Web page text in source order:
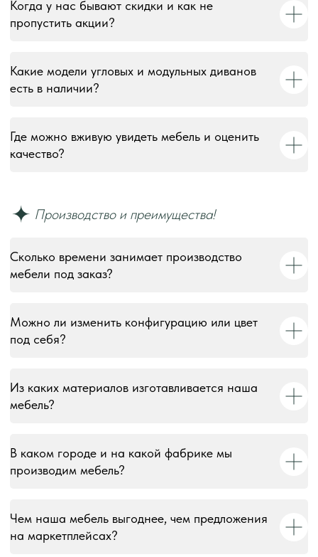
Когда у нас бывают скидки и как не
пропустить акции?
Какие модели угловых и модульных диванов
есть в наличии?
Где можно вживую увидеть мебель и оценить
качество?
Сколько времени занимает производство
мебели под заказ?
Можно ли изменить конфигурацию или цвет
под себя?
Из каких материалов изготавливается наша
мебель?
В каком городе и на какой фабрике мы
производим мебель?
Чем наша мебель выгоднее, чем предложения
на маркетплейсах?
прямо указанных в условиях публичной оферты.
© 2018–2026 Мебельная фабрика «Tulsy». Все права
защищены. Тексты, изображения, макеты и иные
РФ. Использование без письменного согласия запрещено
и влечёт юридическую ответственность.